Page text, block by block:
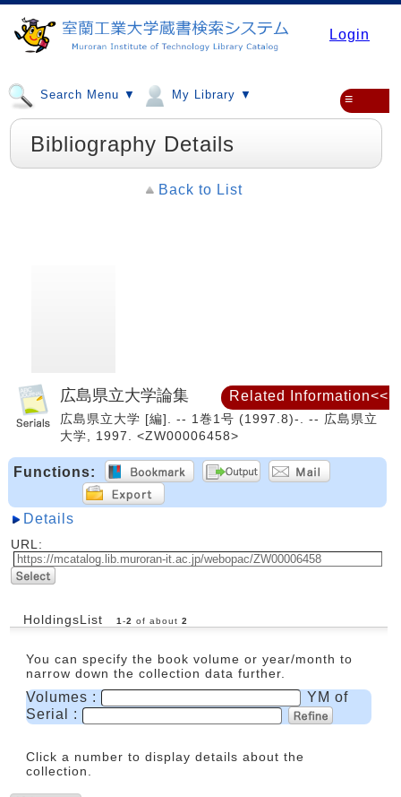
Login
Search Menu ▼ My Library ▼ ≡
Bibliography Details
Back to List
広島県立大学論集
広島県立大学 [編]. -- 1巻1号 (1997.8)-. -- 広島県立
大学, 1997. <ZW00006458>
Functions:
Details
URL:
HoldingsList 1-2 of about 2
You can specify the book volume or year/month to
narrow down the collection data further.
Volumes :
YM of
Serial :
Click a number to display details about the
collection.
Related Information<<